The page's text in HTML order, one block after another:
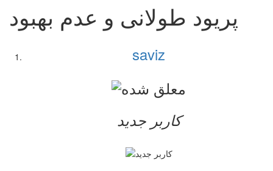
پریود طولانی و عدم بهبود
saviz
کاربر جدید